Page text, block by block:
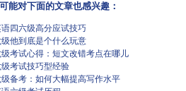
能对下面的文章也感兴趣：
四六级高分应试技巧
他到底是个什么玩意
考试心得：短文改错考点在哪儿
考试技巧型经验
备考：如何大幅提高写作水平